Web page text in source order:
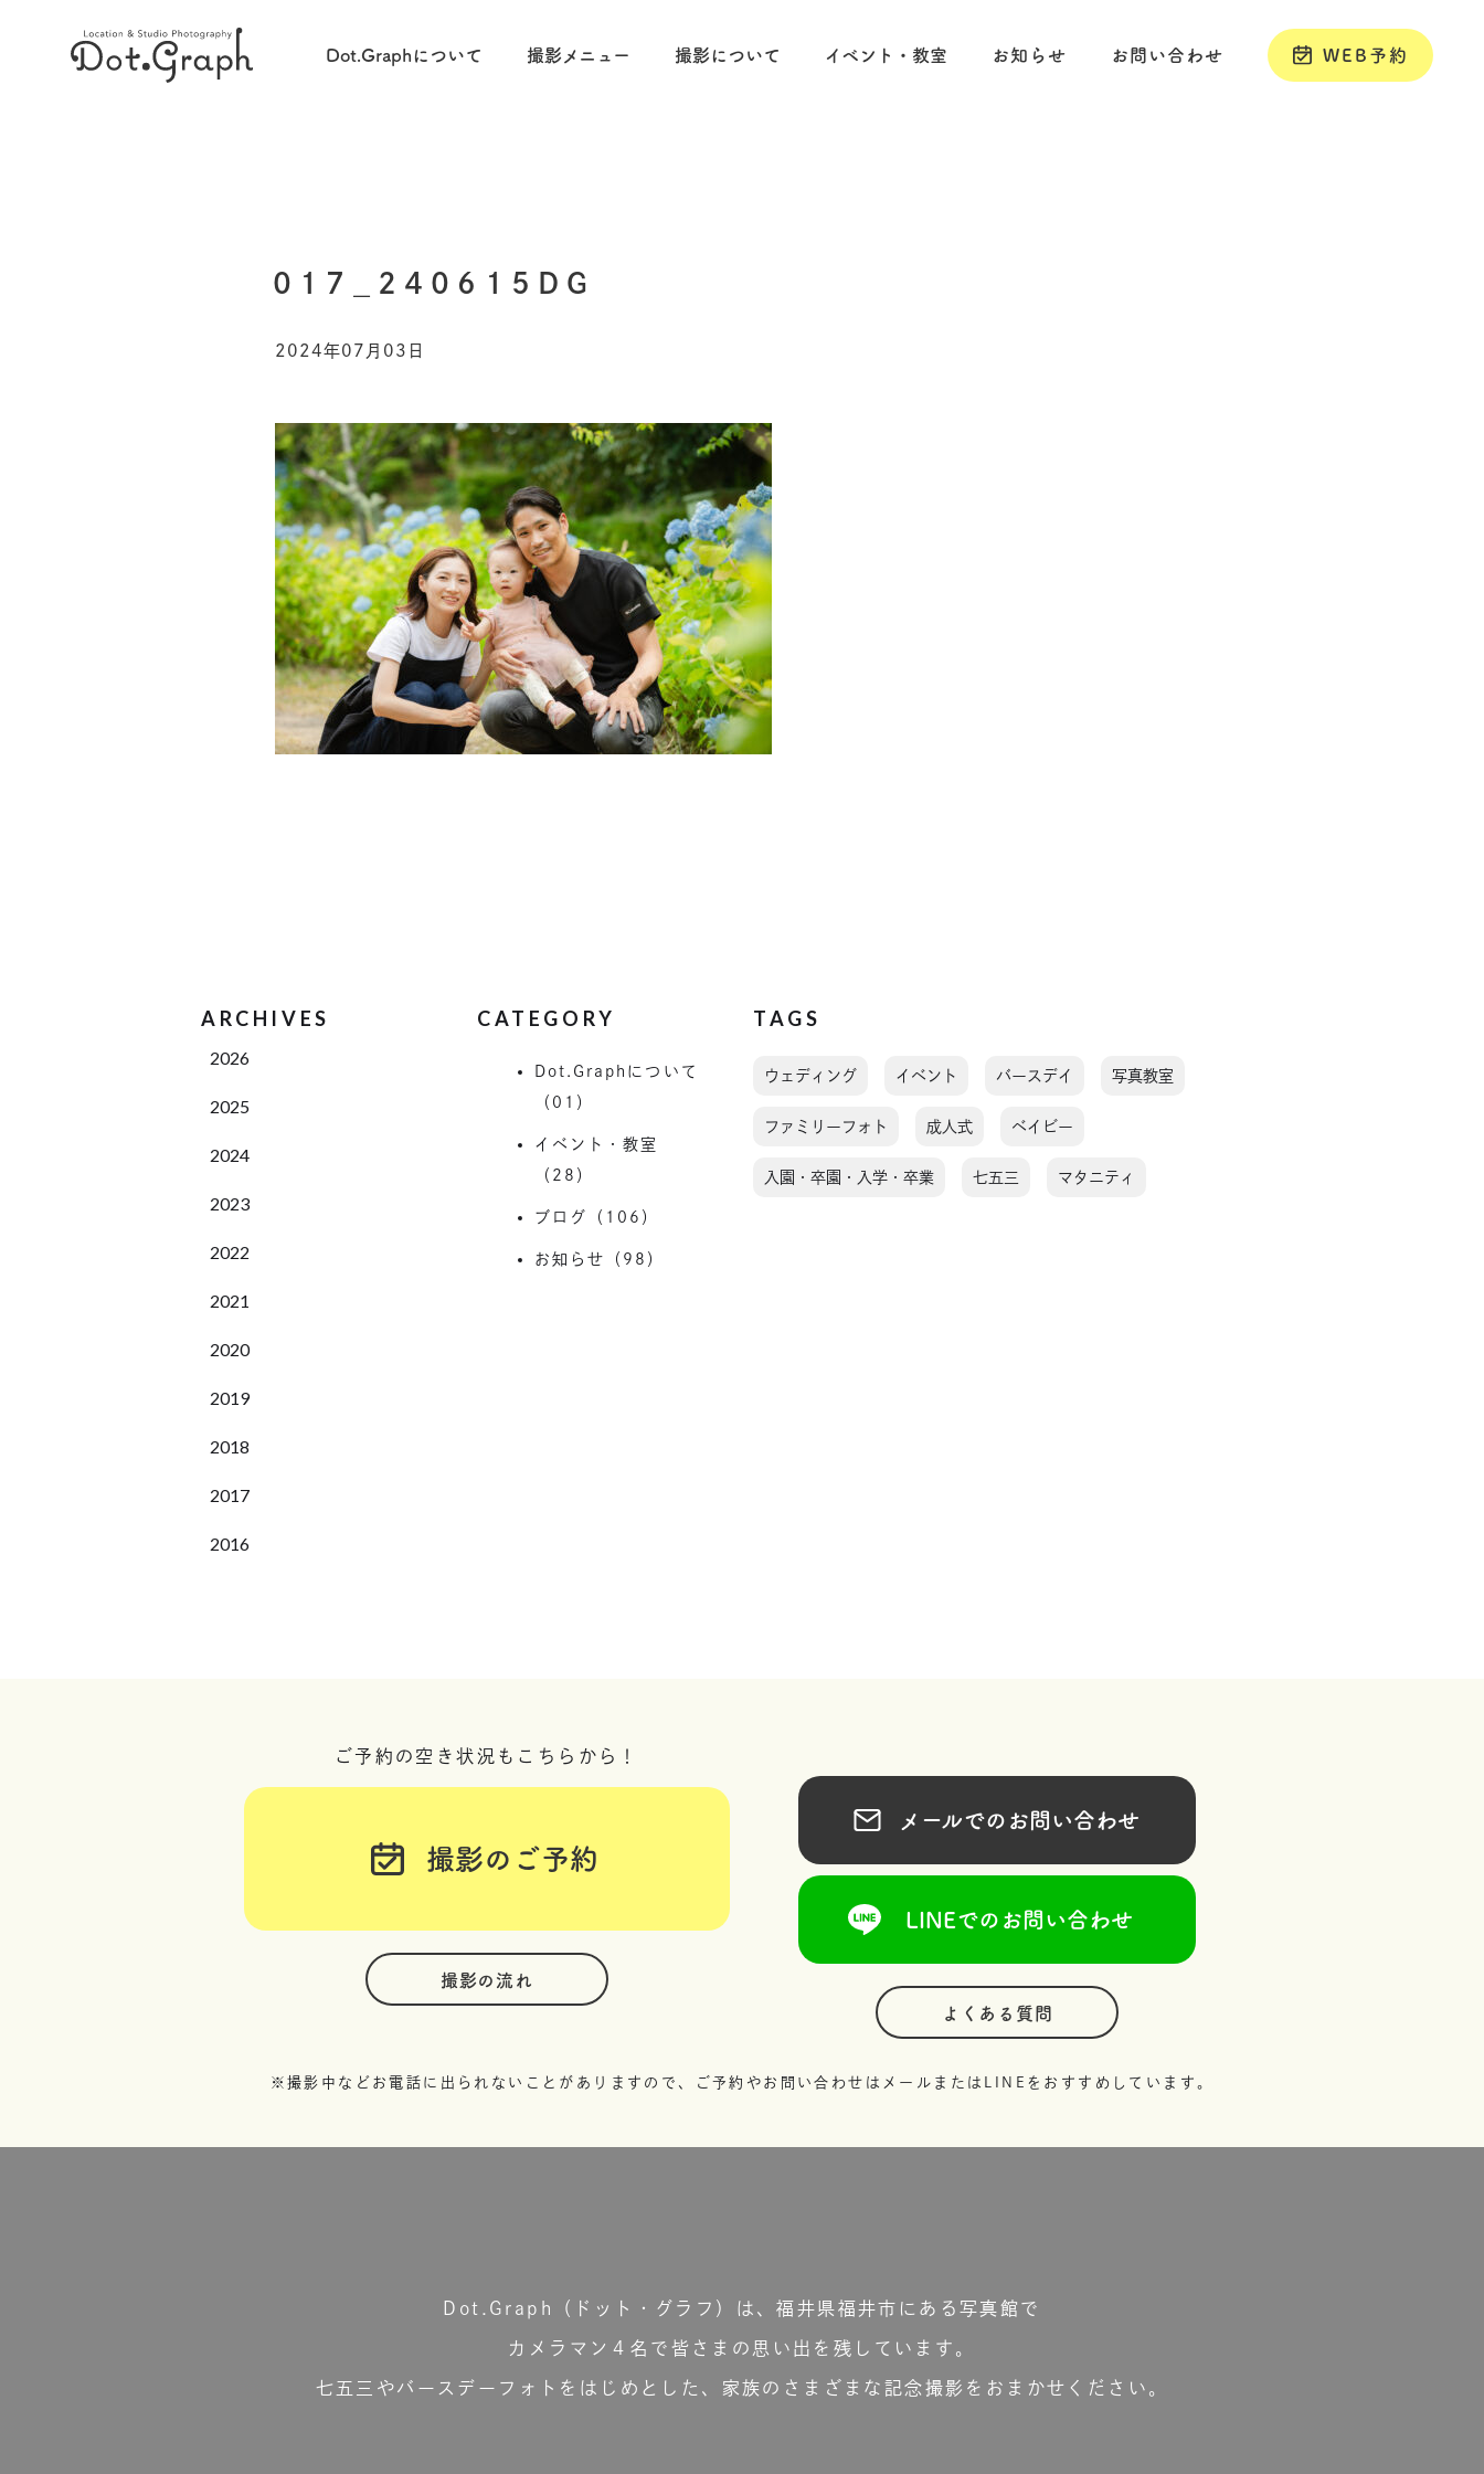
Dot.Graphについて 撮影メニュー 撮影について イベント・教室 お知らせ お問い合わせ WEB予約
017_240615DG
2024年07月03日
ARCHIVES
2026
2025
2024
2023
2022
2021
2020
2019
2018
2017
2016
CATEGORY
Dot.Graphについて
（01）
イベント・教室
（28）
ブログ（106）
お知らせ（98）
TAGS
ウェディング イベント バースデイ 写真教室
ファミリーフォト 成人式 ベイビー
入園・卒園・入学・卒業 七五三 マタニティ
ご予約の空き状況もこちらから！
撮影のご予約
撮影の流れ
メールでのお問い合わせ
LINEでのお問い合わせ
よくある質問
※撮影中などお電話に出られないことがありますので、ご予約やお問い合わせはメールまたはLINEをおすすめしています。
Dot.Graph（ドット・グラフ）は、福井県福井市にある写真館で
カメラマン４名で皆さまの思い出を残しています。
七五三やバースデーフォトをはじめとした、家族のさまざまな記念撮影をおまかせください。